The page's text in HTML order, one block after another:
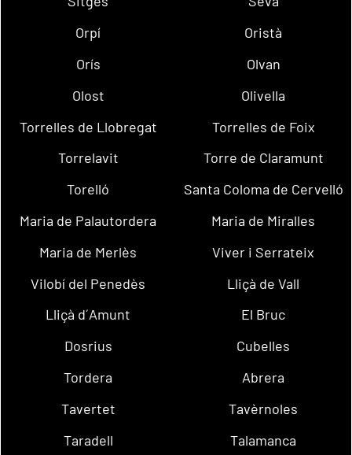
Orpí
Oristà
Orís
Olvan
Olost
Olivella
Torrelles de Llobregat
Torrelles de Foix
Torrelavit
Torre de Claramunt
Torelló
Santa Coloma de Cervelló
Maria de Palautordera
Maria de Miralles
Maria de Merlès
Viver i Serrateix
Vilobí del Penedès
Lliçà de Vall
Lliçà d´Amunt
El Bruc
Dosrius
Cubelles
Tordera
Abrera
Tavertet
Tavèrnoles
Taradell
Talamanca